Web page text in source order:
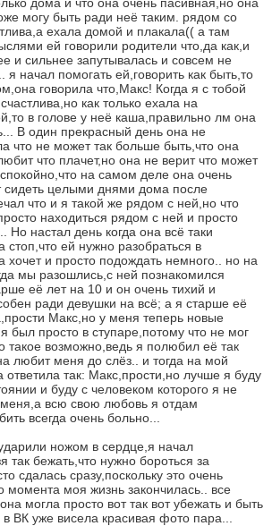
могу быть ради неё таким. рядом со
ехала домой и плакала(( а там
ей говорили родители что,да как,и
и сильнее запутывалась и совсем не
я начал помогать ей,говорить как быть,то
говорила что,Макс! Когда я с тобой
как только ехала на
в голове у неё каша,правильно лм она
В один прекрасный день она не
что не может так больше быть,что она
что плачет,но она не верит что может
на самом деле она очень
сидеть целыми днями дома после
что и я такой же рядом с ней,но что
находиться рядом с ней и просто
Но настал день когда она всё таки
стоп,что ей нужно разобраться в
хочет и просто подождать немного.. но на
мы разошлись,с ней познакомился
её лет на 10 и он очень тихий и
ради девушки на всё; а я старше её
Макс,но у меня теперь новые
был просто в ступаре,потому что не мог
такое возможно,ведь я полюбил её так
любит меня до слёз.. и тогда на мой
так: Макс,прости,но лучше я буду
и буду с человеком которого я не
всю свою любовь я отдам
всегда очень больно...
ножом в сердце,я начал
так бежать,что нужно бороться за
сдалась сразу,поскольку это очень
момента моя жизнь закончилась.. все
могла просто вот так вот убежать и быть
ВК уже висела красивая фото пара...